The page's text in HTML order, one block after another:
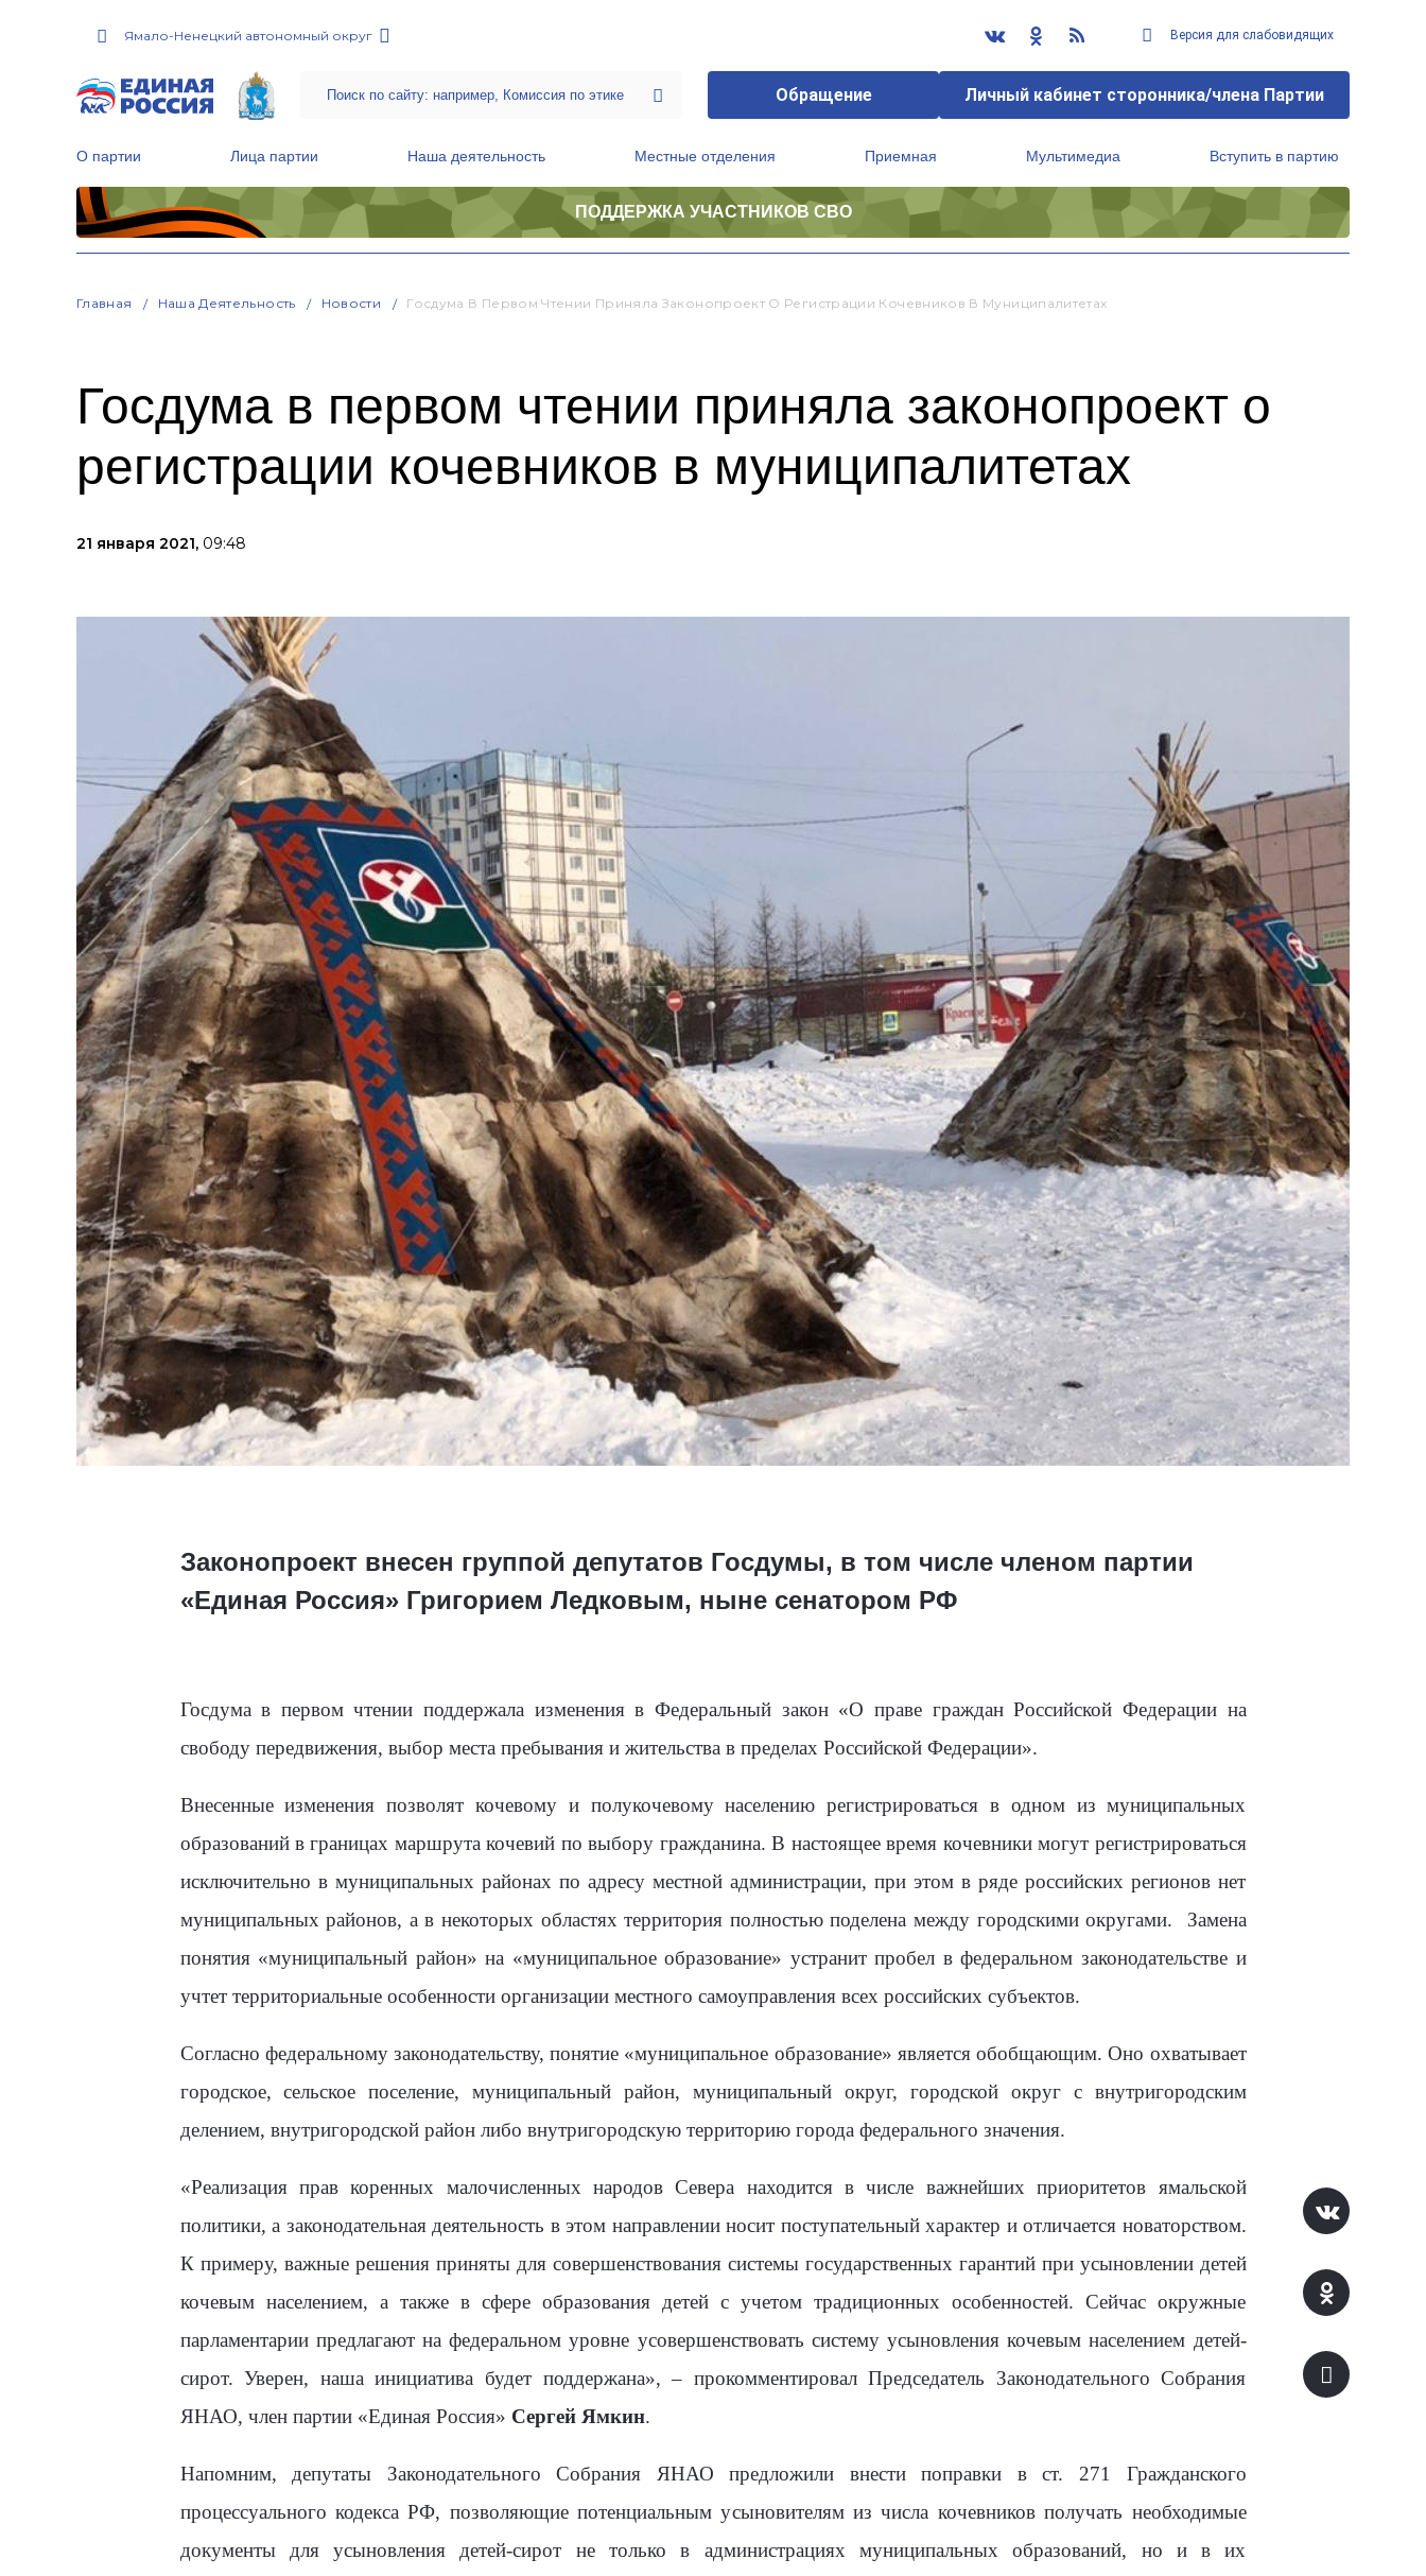
Ямало-Ненецкий автономный округ Версия для слабовидящих
Обращение Личный кабинет сторонника/члена Партии
О партии Лица партии Наша деятельность Местные отделения Приемная Мультимедиа Вступить в партию
ПОДДЕРЖКА УЧАСТНИКОВ СВО
Главная Наша Деятельность Новости Госдума В Первом Чтении Приняла Законопроект О Регистрации Кочевников В Муниципалитетах
Госдума в первом чтении приняла законопроект о
регистрации кочевников в муниципалитетах
21 января 2021, 09:48
Законопроект внесен группой депутатов Госдумы, в том числе членом партии
«Единая Россия» Григорием Ледковым, ныне сенатором РФ
Госдума в первом чтении поддержала изменения в Федеральный закон «О праве граждан Российской Федерации на
свободу передвижения, выбор места пребывания и жительства в пределах Российской Федерации».
Внесенные изменения позволят кочевому и полукочевому населению регистрироваться в одном из муниципальных
образований в границах маршрута кочевий по выбору гражданина. В настоящее время кочевники могут регистрироваться
исключительно в муниципальных районах по адресу местной администрации, при этом в ряде российских регионов нет
муниципальных районов, а в некоторых областях территория полностью поделена между городскими округами.
Замена
понятия «муниципальный район» на «муниципальное образование» устранит пробел в федеральном законодательстве и
учтет территориальные особенности организации местного самоуправления всех российских субъектов.
Согласно федеральному законодательству, понятие «муниципальное образование» является обобщающим. Оно охватывает
городское, сельское поселение, муниципальный район, муниципальный округ, городской округ с внутригородским
делением, внутригородской район либо внутригородскую территорию города федерального значения.
«Реализация прав коренных малочисленных народов Севера находится в числе важнейших приоритетов ямальской
политики, а законодательная деятельность в этом направлении носит поступательный характер и отличается новаторством.
К примеру, важные решения приняты для совершенствования системы государственных гарантий при усыновлении детей
кочевым населением, а также в сфере образования детей с учетом традиционных особенностей. Сейчас окружные
парламентарии предлагают на федеральном уровне усовершенствовать систему усыновления кочевым населением детей-
сирот. Уверен, наша инициатива будет поддержана», – прокомментировал Председатель Законодательного Собрания
ЯНАО, член партии «Единая Россия» Сергей Ямкин.
Напомним, депутаты Законодательного Собрания ЯНАО предложили внести поправки в ст. 271 Гражданского
процессуального кодекса РФ, позволяющие потенциальным усыновителям из числа кочевников получать необходимые
документы для усыновления детей-сирот не только в администрациях муниципальных образований, но и в их